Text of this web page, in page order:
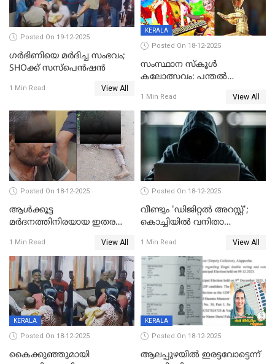
Posted On 19-12-2025
ഗര്‍ഭിണിയെ മർദിച്ച സംഭവം;
SHOക്ക് സസ്പെൻഷൻ
1 Min Read View All
KERALA
Posted On 18-12-2025
സംസ്ഥാന സ്കൂൾ
കലോത്സവം: പന്തൽ
1 Min Read View All
Posted On 18-12-2025
ആൾക്കൂട്ട
മർദനത്തിനിരയായ ഇതര
നടുക്കുന്ന സംഭവം
വാളയാറിൽ
1 Min Read View All
Posted On 18-12-2025
വീണ്ടും 'ഡിജിറ്റല്‍ അറസ്റ്റ്';
കൊച്ചിയില്‍ വനിതാ
കോടി രൂപ
1 Min Read View All
KERALA
Posted On 18-12-2025
കൈക്കുഞ്ഞുമായി
KERALA
Posted On 18-12-2025
ആലപ്പുഴയിൽ ഇരട്ടവോട്ടെന്ന്